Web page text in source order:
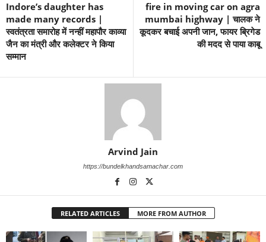
Indore’s daughter has
made many records |
स्वतंत्रता समारोह में नन्हीं महापौर काव्या
जैन का मंत्री और कलेक्टर ने किया
सम्मान
fire in moving car on agra
mumbai highway | चालक ने
कूदकर बचाई अपनी जान, फायर ब्रिगेड
की मदद से पाया काबू
Arvind Jain
https://bundelkhandsamachar.com
RELATED ARTICLES MORE FROM AUTHOR